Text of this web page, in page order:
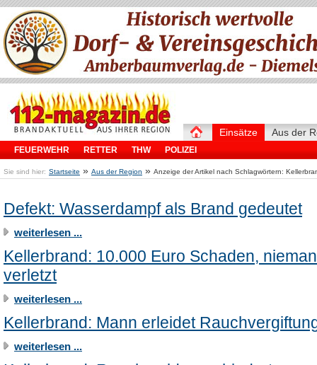
Einsätze
FEUERWEHR RETTER THW POLIZEI
Aus der
Sie sind hier: Startseite » Aus der Region » Anzeige der Artikel nach Schlagwörtern:
Defekt: Wasserdampf als Brand gedeutet
weiterlesen ...
Kellerbrand: 10.000 Euro Schaden,
verletzt
weiterlesen ...
Kellerbrand: Mann erleidet
weiterlesen ...